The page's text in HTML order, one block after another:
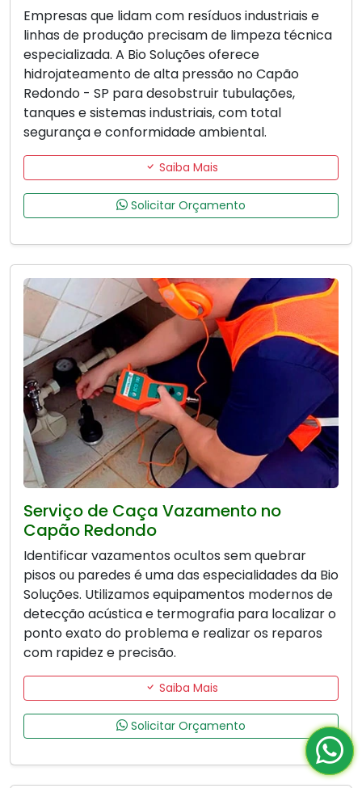
Empresas que lidam com resíduos industriais e
linhas de produção precisam de limpeza técnica
especializada. A Bio Soluções oferece
hidrojateamento de alta pressão no Capão
Redondo - SP para desobstruir tubulações,
tanques e sistemas industriais, com total
segurança e conformidade ambiental.
Saiba Mais
Solicitar Orçamento
Serviço de Caça Vazamento no
Capão Redondo
Identificar vazamentos ocultos sem quebrar
pisos ou paredes é uma das especialidades da Bio
Soluções. Utilizamos equipamentos modernos de
detecção acústica e termografia para localizar o
ponto exato do problema e realizar os reparos
com rapidez e precisão.
Saiba Mais
Solicitar Orçamento